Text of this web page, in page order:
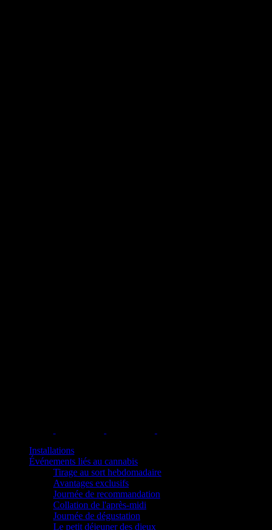
Installations
Événements liés au cannabis
Tirage au sort hebdomadaire
Avantages exclusifs
Journée de recommandation
Collation de l'après-midi
Journée de dégustation
Le petit déjeuner des dieux